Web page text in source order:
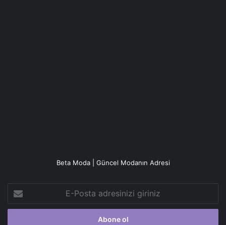
Beta Moda | Güncel Modanın Adresi
Posta
adresinizi